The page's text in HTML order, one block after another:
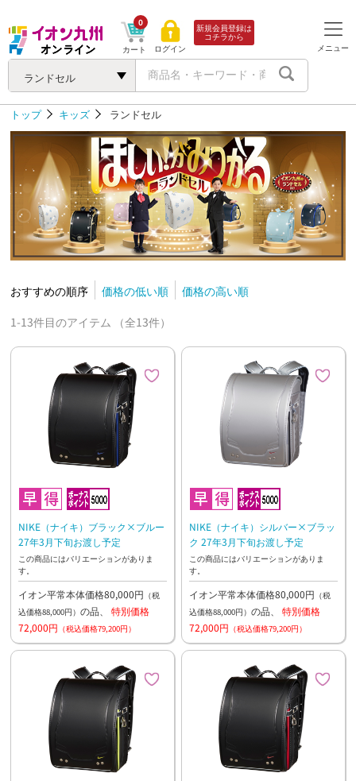
ランドセル
カート
0
ログイン
新規会員登録は
コチラから
メニュー
トップ キッズ ランドセル
おすすめの順序 価格の低い順
価格の高い順
1-13件目のアイテム （全13件）
NIKE（ナイキ）ブラック×ブルー
27年3月下旬お渡し予定
この商品にはバリエーションがありま
す。
イオン平常本体価格80,000円 （税
込価格88,000円） の品、 特別価格
72,000円 （税込価格79,200円）
NIKE（ナイキ）シルバー×ブラッ
ク 27年3月下旬お渡し予定
この商品にはバリエーションがありま
す。
イオン平常本体価格80,000円 （税
込価格88,000円） の品、 特別価格
72,000円 （税込価格79,200円）